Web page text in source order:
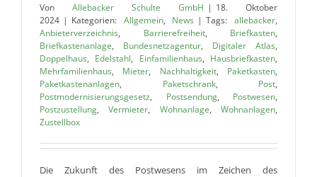
Von Allebacker Schulte GmbH | 18. Oktober
2024 | Kategorien: Allgemein, News | Tags:allebacker,
Anbieterverzeichnis, Barrierefreiheit, Briefkasten,
Briefkastenanlage, Bundesnetzagentur, Digitaler Atlas,
Doppelhaus, Edelstahl, Einfamilienhaus, Hausbriefkasten,
Mehrfamilienhaus, Mieter, Nachhaltigkeit, Paketkasten,
Paketkastenanlagen, Paketschrank, Post,
Postmodernisierungsgesetz, Postsendung, Postwesen,
Postzustellung,Vermieter, Wohnanlage,Wohnanlagen,
Zustellbox
Die Zukunft des Postwesens im Zeichen des